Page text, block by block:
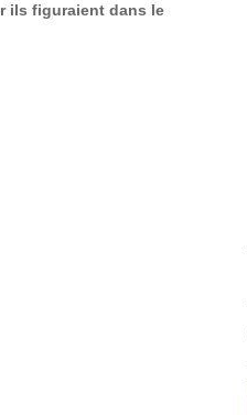
ils figuraient dans le